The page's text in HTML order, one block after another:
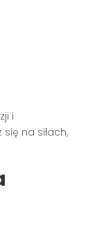
i
na siłach,